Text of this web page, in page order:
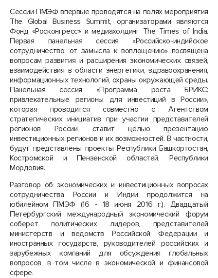
Сессии ПМЭФ впервые проводятся на полях мероприятия
The Global Business Summit, организаторами являются
Фонд «Росконгресс» и медиахолдинг The Times of India.
Первая панельная сессия «Российско-индийское
сотрудничество: от замысла к воплощению» посвящена
вопросам развития и расширения экономических связей,
взаимодействия в области энергетики, здравоохранения,
информационных технологий, охраны окружающей среды.
Панельная сессия «Программа роста БРИКС:
привлекательные регионы для инвестиций в России»,
которая проводится совместно с Агентством
стратегических инициатив при участии представителей
регионов России, ставит целью презентацию
инвестиционных регионов и их возможностей. В частности,
будут представлены проекты Республики Башкортостан,
Костромской и Пензенской областей, Республики
Мордовия.
Разговор об экономических и инвестиционных вопросах
сотрудничества России и Индии продолжится на
юбилейном ПМЭФ (16 - 18 июня 2016 г.). Двадцатый
Петербургский международный экономический форум
соберет политических лидеров, представителей
министерств и ведомств Российской Федерации и
иностранных государств, руководителей российских и
зарубежных компаний для обсуждения глобальных
вопросов, в том числе в экономической и финансовой
сфере.